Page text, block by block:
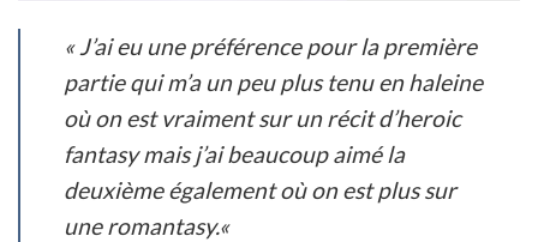
«J’ai eu une préférence pour la première
partie qui m’a un peu plus tenu en haleine
où on est vraiment sur un récit d’heroic
fantasy mais j’ai beaucoup aimé la
deuxième également où on est plus sur
une romantasy.«